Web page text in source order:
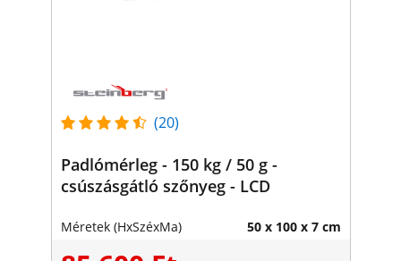
(20)
Padlómérleg - 150 kg / 50 g -
csúszásgátló szőnyeg - LCD
Méretek (HxSzéxMa) 50 x 100 x 7 cm